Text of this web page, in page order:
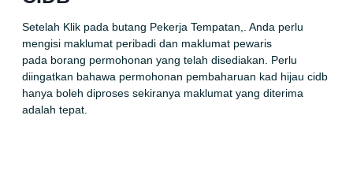
Setelah Klik pada butang Pekerja Tempatan,. Anda perlu
mengisi maklumat peribadi dan maklumat pewaris
pada borang permohonan yang telah disediakan. Perlu
diingatkan bahawa permohonan pembaharuan kad hijau cidb
hanya boleh diproses sekiranya maklumat yang diterima
adalah tepat.